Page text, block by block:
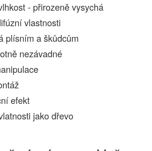
- přirozeně vysychá
vlastnosti
plísním a škůdcům
nezávadné
efekt
jako dřevo